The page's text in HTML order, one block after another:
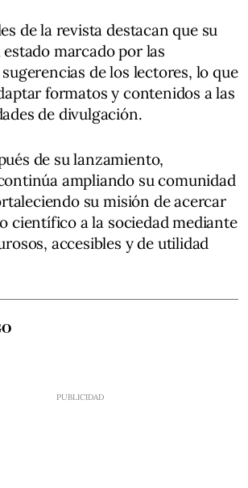
de la revista destacan que su
marcado por las
de los lectores, lo que
formatos y contenidos a las
de divulgación.
de su lanzamiento,
ampliando su comunidad
su misión de acercar
científico a la sociedad mediante
accesibles y de utilidad